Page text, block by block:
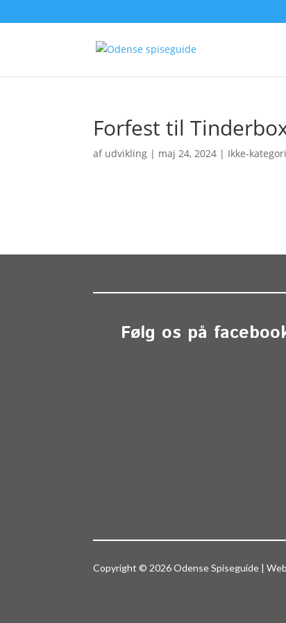
Forfest til
af udvikling | maj 24, 2024 | Ikke-
Følg os på
Copyright © 2026 Odense Spiseguide |